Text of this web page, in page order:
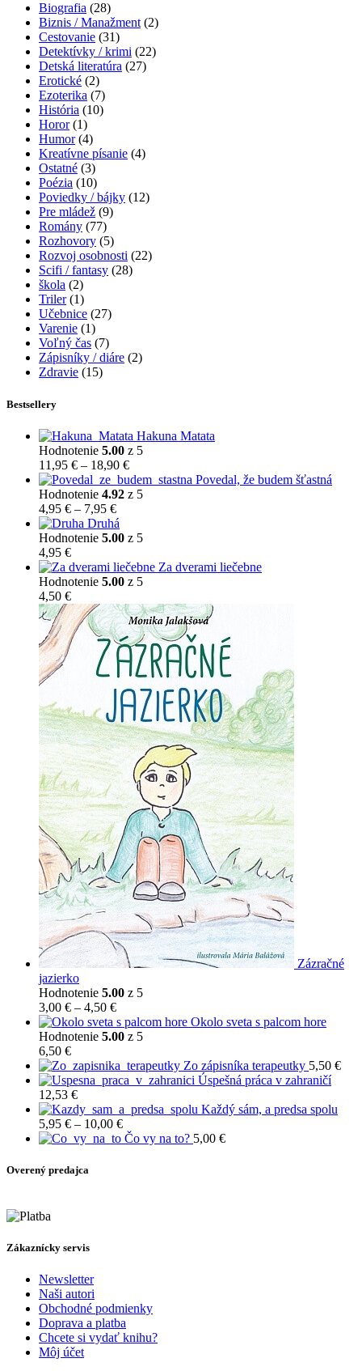
Biografia (28)
Biznis / Manažment (2)
Cestovanie (31)
Detektívky / krimi (22)
Detská literatúra (27)
Erotické (2)
Ezoterika (7)
História (10)
Horor (1)
Humor (4)
Kreatívne písanie (4)
Ostatné (3)
Poézia (10)
Poviedky / bájky (12)
Pre mládež (9)
Romány (77)
Rozhovory (5)
Rozvoj osobnosti (22)
Scifi / fantasy (28)
škola (2)
Triler (1)
Učebnice (27)
Varenie (1)
Voľný čas (7)
Zápisníky / diáre (2)
Zdravie (15)
Bestsellery
Hakuna Matata
Hodnotenie 5.00 z 5
11,95 € – 18,90 €Price
range:
11,95 €
Povedal, že budem šťastná
Hodnotenie 4.92 z 5
4,95 € – 7,95 €Price
range:
4,95 €
7,95 €
Druhá
Hodnotenie 5.00 z 5
4,95 €
Za dverami liečebne
Hodnotenie 5.00 z 5
4,50 €
Zázračné
jazierko
Hodnotenie 5.00 z 5
3,00 € – 4,50 €Price
range:
3,00 €
4,50 €
Okolo sveta s palcom hore
Hodnotenie 5.00 z 5
6,50 €
Zo zápisníka terapeutky 5,50 €
Úspešná práca v zahraničí
12,53 €
Každý sám, a predsa spolu
5,95 € – 10,00 €Price
range:
Čo vy na to? 5,00 €
Overený predajca
Zákaznícky servis
Newsletter
Naši autori
Obchodné podmienky
Doprava a platba
Chcete si vydať knihu?
Môj účet